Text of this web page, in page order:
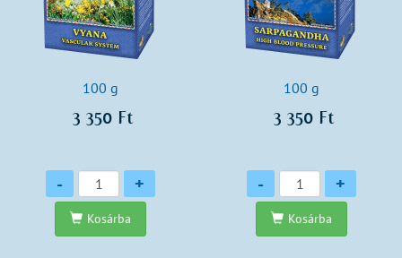
100 g
3 350 Ft
Mennyiség
- +
Kosárba
100 g
3 350 Ft
Mennyiség
- +
Kosárba